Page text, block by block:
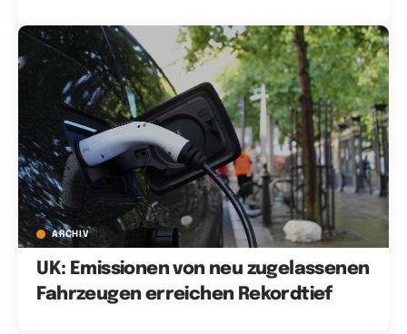
ARCHIV
UK: Emissionen von neu zugelassenen
Fahrzeugen erreichen Rekordtief